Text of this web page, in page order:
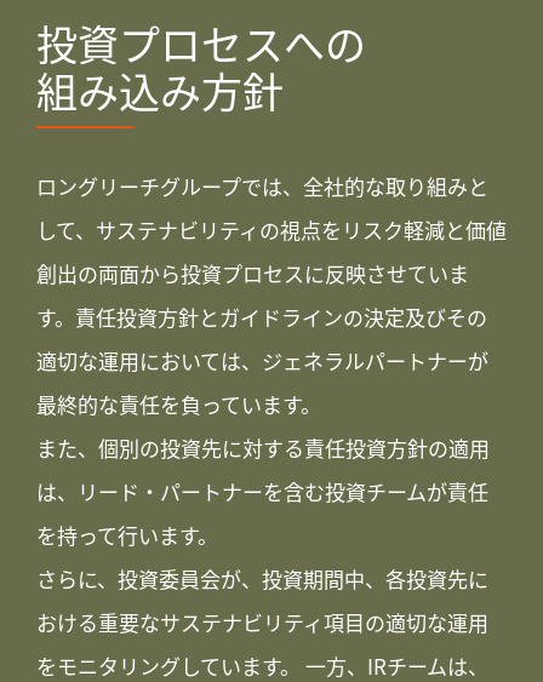
投資プロセスへの
組み込み方針
ロングリーチグループでは、全社的な取り組みと
して、サステナビリティの視点をリスク軽減と価値
創出の両面から投資プロセスに反映させていま
す。責任投資方針とガイドラインの決定及びその
適切な運用においては、ジェネラルパートナーが
最終的な責任を負っています。
また、個別の投資先に対する責任投資方針の適用
は、リード・パートナーを含む投資チームが責任
を持って行います。
さらに、投資委員会が、投資期間中、各投資先に
おける重要なサステナビリティ項目の適切な運用
をモニタリングしています。 一方、IRチームは、